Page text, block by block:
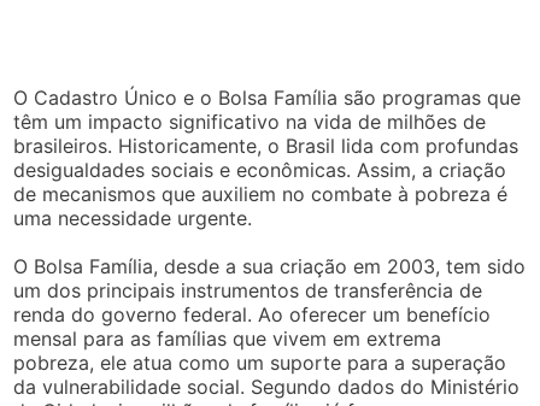
O Cadastro Único e o Bolsa Família são programas que
têm um impacto significativo na vida de milhões de
brasileiros. Historicamente, o Brasil lida com profundas
desigualdades sociais e econômicas. Assim, a criação
de mecanismos que auxiliem no combate à pobreza é
uma necessidade urgente.
O Bolsa Família, desde a sua criação em 2003, tem sido
um dos principais instrumentos de transferência de
renda do governo federal. Ao oferecer um benefício
mensal para as famílias que vivem em extrema
pobreza, ele atua como um suporte para a superação
da vulnerabilidade social. Segundo dados do Ministério